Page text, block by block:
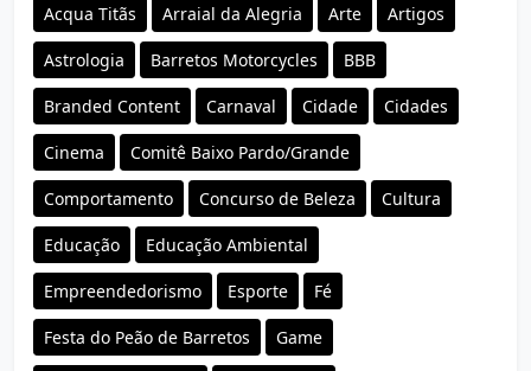
Acqua Titãs Arraial da Alegria Arte Artigos
Astrologia Barretos Motorcycles BBB
Branded Content Carnaval Cidade Cidades
Cinema Comitê Baixo Pardo/Grande
Comportamento Concurso de Beleza Cultura
Educação Educação Ambiental
Empreendedorismo Esporte Fé
Festa do Peão de Barretos Game